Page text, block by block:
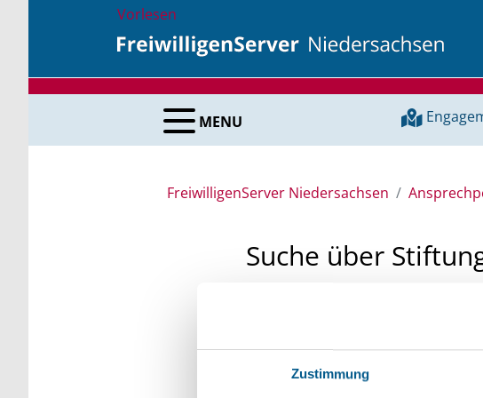
Zustimmung
Vorlesen
MENU
FreiwilligenServer Niedersachsen
Suche über
Sie suchen finanzielle
Kleinschreibung beachten.